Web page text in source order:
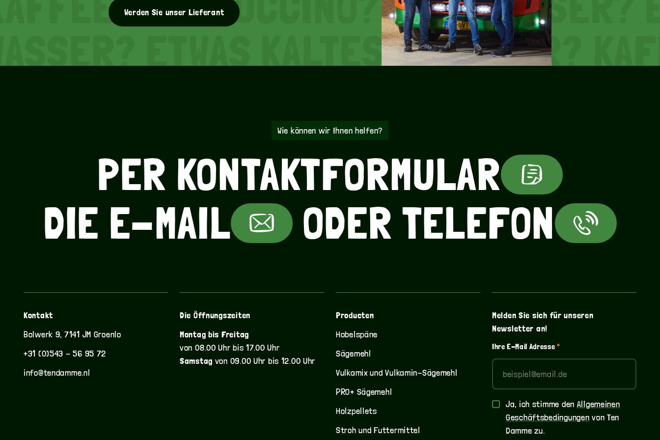
ETWAS KALTES? EIN BIER?
ETWAS KALTES? EIN BIER?
CAPPUCCINO? TEE?
ETWAS KALTES? EIN BIER?
ETWAS KALTES? EIN BIER?
CAPPUCCINO? TEE?
ETWAS KALTES? EIN BIER?
Werden Sie unser Lieferant
Wie können wir Ihnen helfen?
PER KONTAKTFORMULAR
DIE E-MAIL
ODER TELEFON
Kontakt
Bolwerk 9, 7141 JM Groenlo
+31 (0)543 - 56 95 72
info@tendamme.nl
Die Öffnungszeiten
Montag bis Freitag
von 08.00 Uhr bis 17.00 Uhr
Samstag von 09.00 Uhr bis 12.00 Uhr
Producten
Hobelspäne
Sägemehl
Vulkamix und Vulkamin-Sägemehl
PRO+ Sägemehl
Holzpellets
Stroh und Futtermittel
Melden Sie sich für unseren
Newsletter an!
Ihre E-Mail Adresse *
Allgemeine
Bedingungen
Ja, ich stimme den Allgemeinen
Geschäftsbedingungen von Ten
Damme zu.